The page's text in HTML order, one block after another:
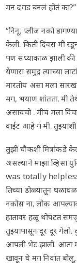
मन दगड बनलं होतं का?”
“निनू, प्लीज नको
केली. किती दिवस मी
पण संध्याकाळ झाली की
येणारा समुद्र त्याच्या
मारतोय असा मला
मग, भयाण शांतता. मी
असायचो . मीच मला
वाईट आहे गं मी. तुझ्याशी
तुझी चौकशी मित्रांकडे
असल्याने माझा व्हिसा
was totally
तिच्या डोळ्यातून
नकोस ना, लोक
हातावर हळू थोपटत
तुझ्यापासून दूर दूर
आपली भेट झाली. आता
खावून घे मग निवांत